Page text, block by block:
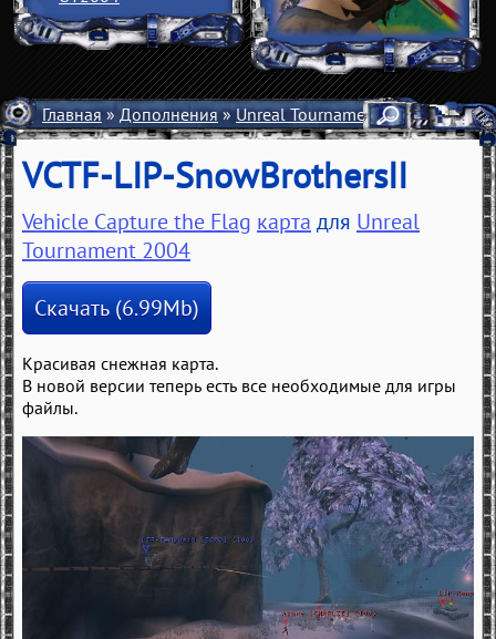
Главная»Дополнения»Unreal Tournament 2004»Карты
VCTF-LIP-SnowBrothersII
Vehicle Capture the Flag карта для Unreal
Tournament 2004
Скачать (6.99Mb)
Красивая снежная карта.
В новой версии теперь есть все необходимые для игры
файлы.